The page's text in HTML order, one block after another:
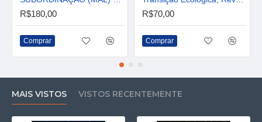
R$180,00
Comprar
R$70,00
Comprar
MAIS VISTOS VISTOS RECENTEMENTE